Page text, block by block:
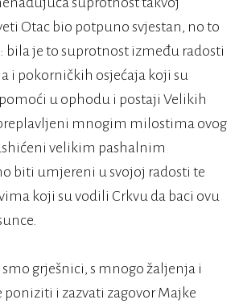
Otac bio potpuno svjestan, no to
bila je to suprotnost između radosti
i pokorničkih osjećaja koji su
u ophodu i postaji Velikih
mnogim milostima ovog
velikim pashalnim
biti umjereni u svojoj radosti te
koji su vodili Crkvu da baci ovu
grješnici, s mnogo žaljenja i
poniziti i zazvati zagovor Majke